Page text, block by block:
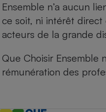
Ensemble n’a aucun
ce soit, ni intérêt direct
acteurs de la grande
Que Choisir Ensemble
rémunération des